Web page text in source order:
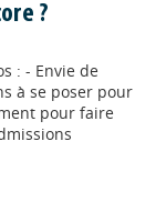
?
: - Envie de
à se poser pour
pour faire